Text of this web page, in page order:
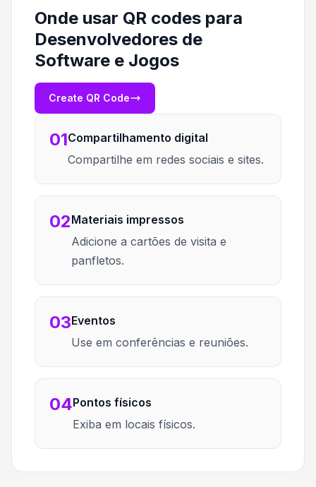
Onde usar QR codes para
Desenvolvedores de
Software e Jogos
Create QR Code
01Compartilhamento digital
Compartilhe em redes sociais e sites.
02Materiais impressos
Adicione a cartões de visita e
panfletos.
03Eventos
Use em conferências e reuniões.
04Pontos físicos
Exiba em locais físicos.